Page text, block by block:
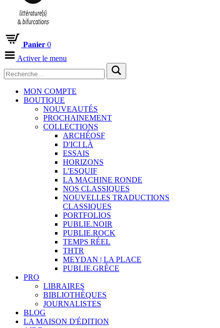
Panier 0
Activer le menu
MON COMPTE
BOUTIQUE
NOUVEAUTÉS
PROCHAINEMENT
COLLECTIONS
ARCHÉOSF
D'ICI LÀ
ESSAIS
HORIZONS
L'ESQUIF
LA MACHINE RONDE
NOS CLASSIQUES
NOUVELLES TRADUCTIONS
CLASSIQUES
PORTFOLIOS
PUBLIE.NOIR
PUBLIE.ROCK
TEMPS RÉEL
THTR
MEYDAN | LA PLACE
PUBLIE.GRÈCE
PRO
LIBRAIRES
BIBLIOTHÈQUES
JOURNALISTES
BLOG
LA MAISON D'ÉDITION